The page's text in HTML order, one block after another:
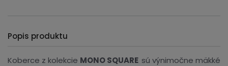
Popis produktu
Koberce z kolekcie MONOSQUARE sú výnimočne mäkké